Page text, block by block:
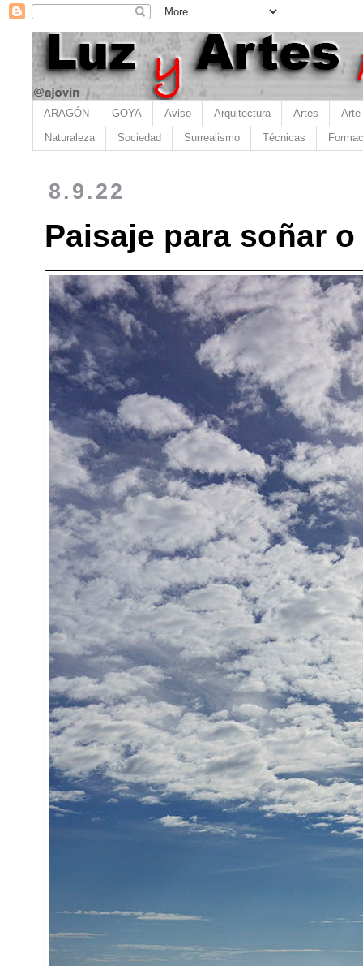
ARAGÓN GOYA Aviso Arquitectura Artes Arte
Naturaleza Sociedad Surrealismo Técnicas
8.9.22
Paisaje para soñar